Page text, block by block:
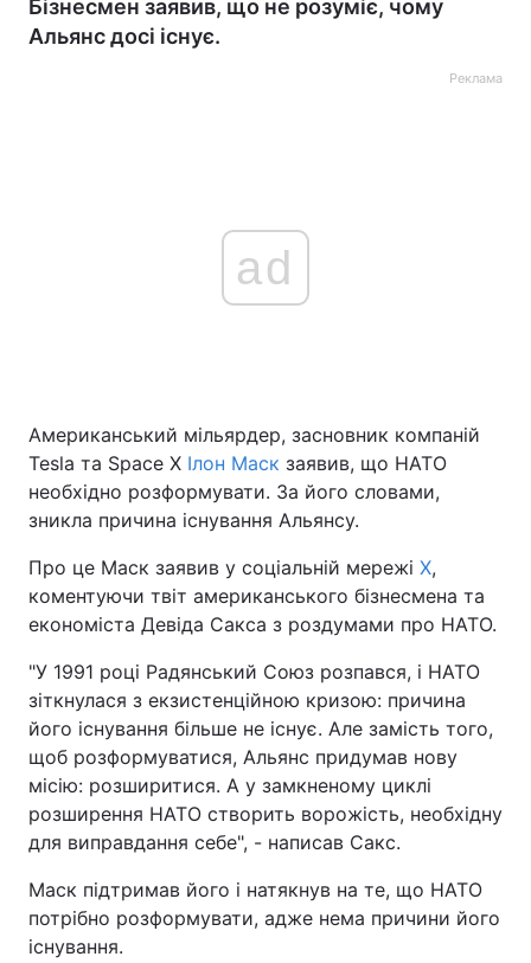
Бізнесмен заявив, що не розуміє, чому
Альянс досі існує.
Реклама
ad
Американський мільярдер, засновник компаній
Tesla та Space X Ілон Маск заявив, що НАТО
необхідно розформувати. За його словами,
зникла причина існування Альянсу.
Про це Маск заявив у соціальній мережі X,
коментуючи твіт американського бізнесмена та
економіста Девіда Сакса з роздумами про НАТО.
"У 1991 році Радянський Союз розпався, і НАТО
зіткнулася з екзистенційною кризою: причина
його існування більше не існує. Але замість того,
щоб розформуватися, Альянс придумав нову
місію: розширитися. А у замкненому циклі
розширення НАТО створить ворожість, необхідну
для виправдання себе", - написав Сакс.
Маск підтримав його і натякнув на те, що НАТО
потрібно розформувати, адже нема причини його
існування.